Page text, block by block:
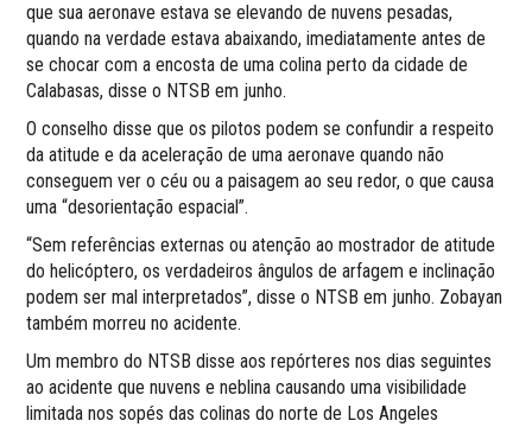
que sua aeronave estava se elevando de nuvens pesadas,
quando na verdade estava abaixando, imediatamente antes de
se chocar com a encosta de uma colina perto da cidade de
Calabasas, disse o NTSB em junho.
O conselho disse que os pilotos podem se confundir a respeito
da atitude e da aceleração de uma aeronave quando não
conseguem ver o céu ou a paisagem ao seu redor, o que causa
uma “desorientação espacial”.
“Sem referências externas ou atenção ao mostrador de atitude
do helicóptero, os verdadeiros ângulos de arfagem e inclinação
podem ser mal interpretados”, disse o NTSB em junho. Zobayan
também morreu no acidente.
Um membro do NTSB disse aos repórteres nos dias seguintes
ao acidente que nuvens e neblina causando uma visibilidade
limitada nos sopés das colinas do norte de Los Angeles